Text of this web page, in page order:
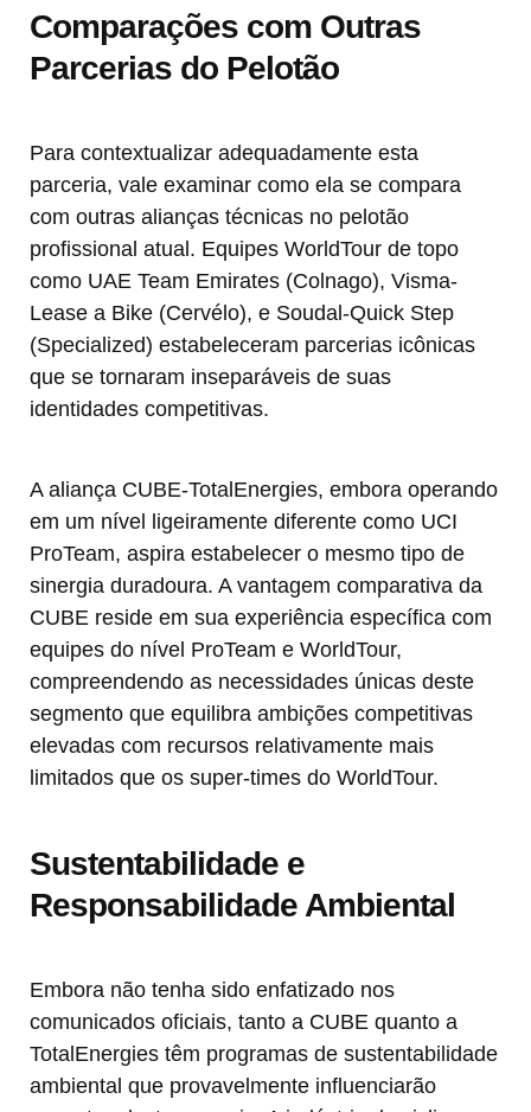
Comparações com Outras
Parcerias do Pelotão
Para contextualizar adequadamente esta
parceria, vale examinar como ela se compara
com outras alianças técnicas no pelotão
profissional atual. Equipes WorldTour de topo
como UAE Team Emirates (Colnago), Visma-
Lease a Bike (Cervélo), e Soudal-Quick Step
(Specialized) estabeleceram parcerias icônicas
que se tornaram inseparáveis de suas
identidades competitivas.
A aliança CUBE-TotalEnergies, embora operando
em um nível ligeiramente diferente como UCI
ProTeam, aspira estabelecer o mesmo tipo de
sinergia duradoura. A vantagem comparativa da
CUBE reside em sua experiência específica com
equipes do nível ProTeam e WorldTour,
compreendendo as necessidades únicas deste
segmento que equilibra ambições competitivas
elevadas com recursos relativamente mais
limitados que os super-times do WorldTour.
Sustentabilidade e
Responsabilidade Ambiental
Embora não tenha sido enfatizado nos
comunicados oficiais, tanto a CUBE quanto a
TotalEnergies têm programas de sustentabilidade
ambiental que provavelmente influenciarão